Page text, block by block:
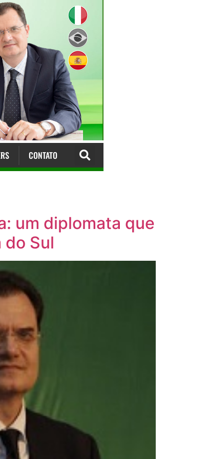
CONTATO
um diplomata que
Sul